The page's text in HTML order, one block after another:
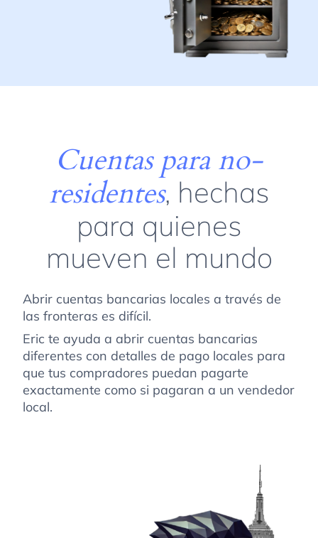
Cuentas para no-
residentes, hechas
para quienes
mueven el mundo
Abrir cuentas bancarias locales a través de
las fronteras es difícil.
Eric te ayuda a abrir cuentas bancarias
diferentes con detalles de pago locales para
que tus compradores puedan pagarte
exactamente como si pagaran a un vendedor
local.